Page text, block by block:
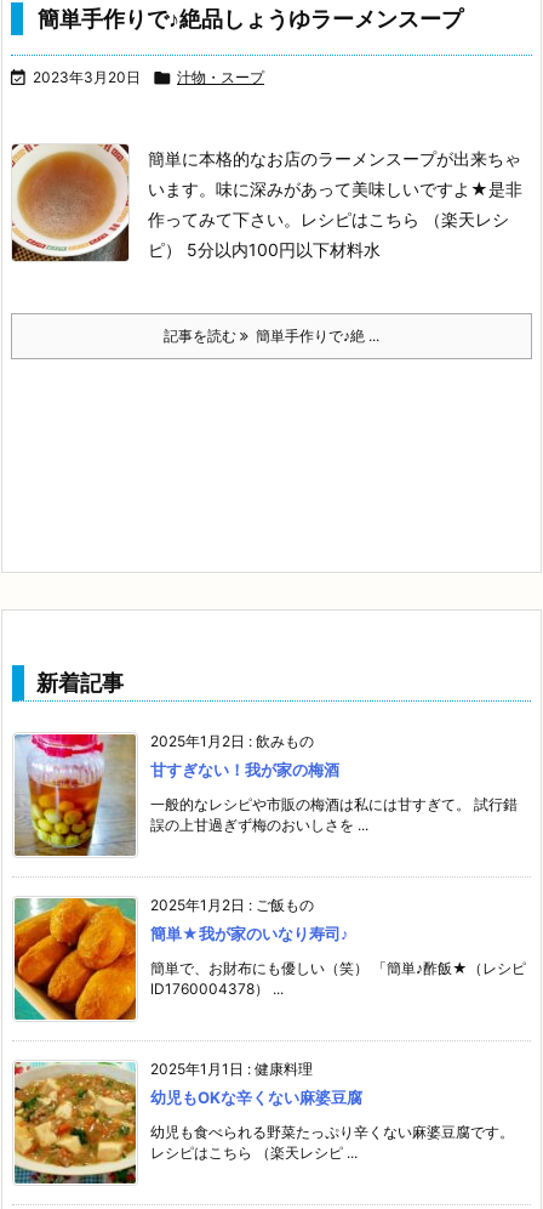
簡単手作りで♪絶品しょうゆラーメンスープ
 2023年3月20日  汁物・スープ
簡単に本格的なお店のラーメンスープが出来ちゃ
います。味に深みがあって美味しいですよ★是非
作ってみて下さい。
レシピはこちら （楽天レシ
ピ）
5分以内100円以下材料水
記事を読む 簡単手作りで♪絶 ...
新着記事
2025年1月2日 : 飲みもの
甘すぎない！我が家の梅酒
一般的なレシピや市販の梅酒は私には甘すぎて。 試行錯
誤の上甘過ぎず梅のおいしさを ...
2025年1月2日 : ご飯もの
簡単★我が家のいなり寿司♪
簡単で、お財布にも優しい（笑） 「簡単♪酢飯★（レシピ
ID1760004378） ...
2025年1月1日 : 健康料理
幼児もOKな辛くない麻婆豆腐
幼児も食べられる野菜たっぷり辛くない麻婆豆腐です。
レシピはこちら （楽天レシピ ...